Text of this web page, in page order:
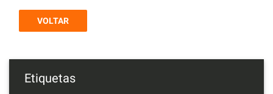
VOLTAR
Etiquetas